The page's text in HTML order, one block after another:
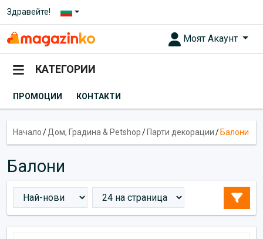
Здравейте!
Моят Акаунт
КАТЕГОРИИ
ПРОМОЦИИ КОНТАКТИ
Начало/Дом, Градина & Petshop/ Парти декорации/ Балони
Балони